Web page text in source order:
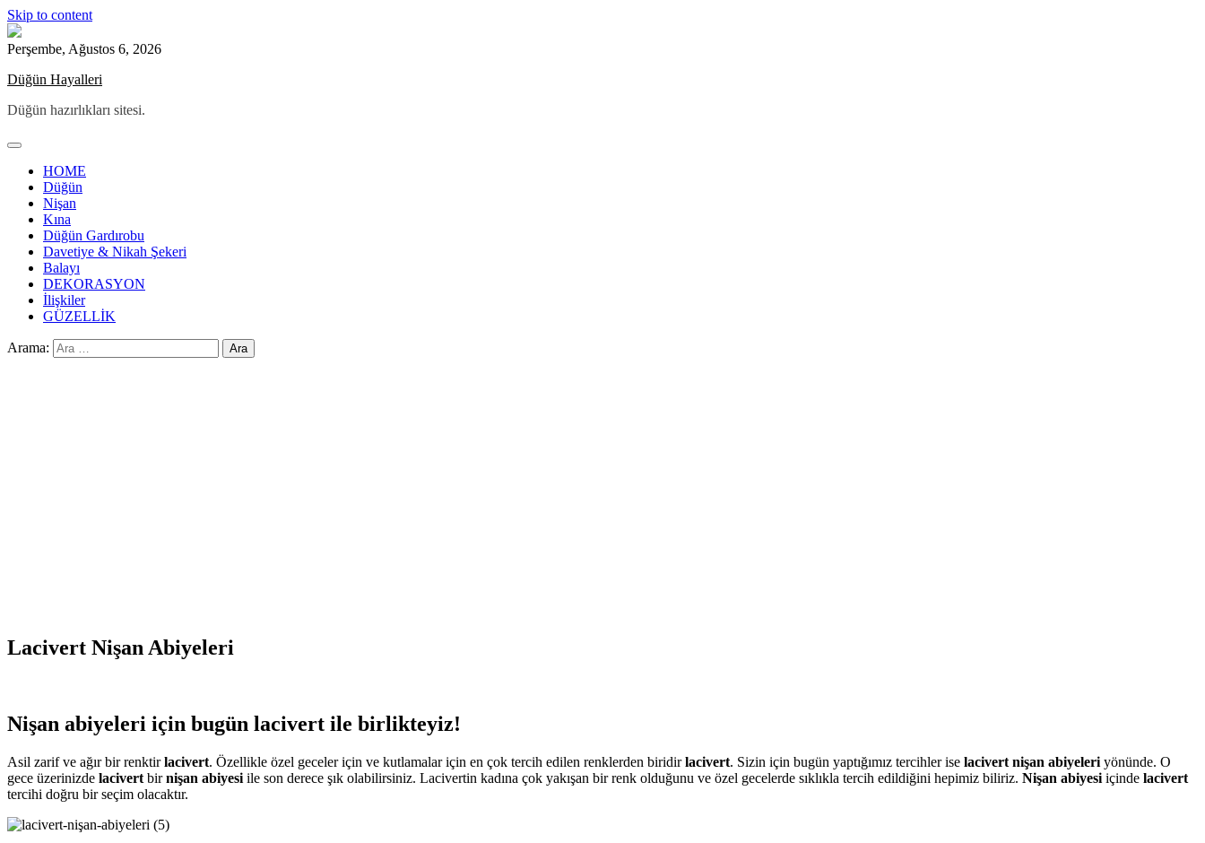
Skip to content
Perşembe, Ağustos 6, 2026
Düğün Hayalleri
Düğün hazırlıkları sitesi.
HOME
Düğün
Nişan
Kına
Düğün Gardırobu
Davetiye & Nikah Şekeri
Balayı
DEKORASYON
İlişkiler
GÜZELLİK
Arama:
Lacivert Nişan Abiyeleri
Nişan abiyeleri için bugün lacivert ile birlikteyiz!
Asil zarif ve ağır bir renktirlacivert. Özellikle özel geceler için ve kutlamalar için en çok tercih edilen renklerden biridirlacivert. Sizin için bugün yaptığımız tercihler ise lacivert nişan abiyeleri yönünde. O
gece üzerinizde lacivert birnişan abiyesi ile son derece şık olabilirsiniz. Lacivertin kadına çok yakışan bir renk olduğunu ve özel gecelerde sıklıkla tercih edildiğini hepimiz biliriz. Nişan abiyesi içinde lacivert
tercihi doğru bir seçim olacaktır.